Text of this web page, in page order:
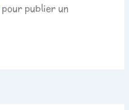
pour publier un